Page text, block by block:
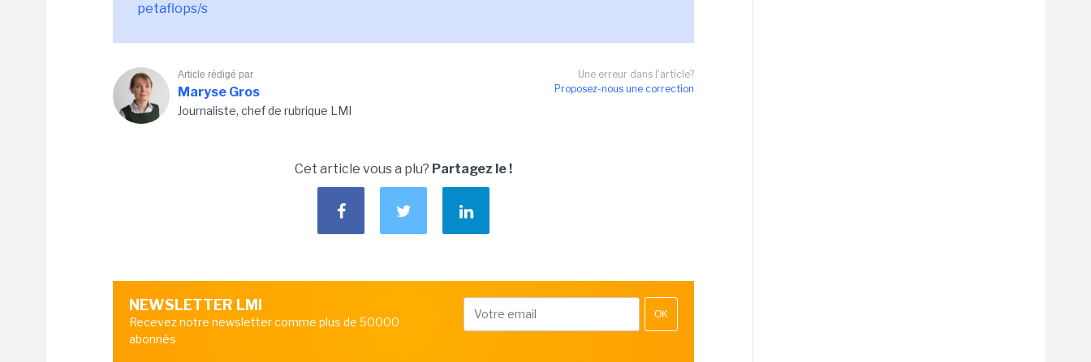
petaflops/s
Une erreur dans l'article?
Proposez-nous une correction
Article rédigé par
Maryse Gros
Journaliste, chef de rubrique LMI
Cet article vous a plu? Partagez le !
NEWSLETTER LMI
Recevez notre newsletter comme plus de 50000
abonnés
OK